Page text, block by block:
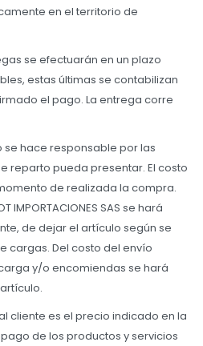
en el territorio de
se efectuarán en un plazo
estas últimas se contabilizan
el pago. La entrega corre
se hace responsable por las
reparto pueda presentar. El costo
de realizada la compra.
IMPORTACIONES SAS se hará
de dejar el artículo según se
cargas. Del costo del envío
y/o encomiendas se hará
cliente es el precio indicado en la
de los productos y servicios